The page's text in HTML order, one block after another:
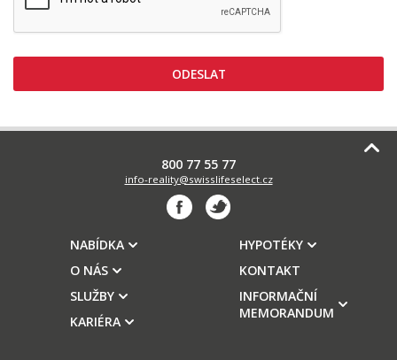
800 77 55 77
info-reality@swisslifeselect.cz
NABÍDKA
O NÁS
SLUŽBY
KARIÉRA
HYPOTÉKY
KONTAKT
INFORMAČNÍ
MEMORANDUM